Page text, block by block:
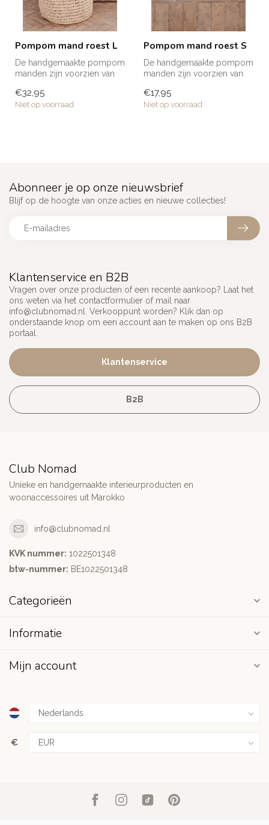
Pompom mand roest L
De handgemaakte pompom
manden zijn voorzien van
ideaal ...
€32,95
Niet op voorraad
Pompom mand roest S
De handgemaakte pompom
manden zijn voorzien van
ideaal ...
€17,95
Niet op voorraad
Klantenservice en B2B
Vragen over onze producten of een recente aankoop? Laat het
ons weten via het contactformulier of mail naar
info@clubnomad.nl . Verkooppunt worden? Klik dan op
onderstaande knop om een account aan te maken op ons B2B
portaal.
Klantenservice
B2B
Abonneer je op onze nieuwsbrief
Blijf op de hoogte van onze acties en nieuwe collecties!
Club Nomad
Unieke en handgemaakte interieurproducten en
woonaccessoires uit Marokko
info@clubnomad.nl
KVK nummer: 1022501348
btw-nummer: BE1022501348
Categorieën
Informatie
Mijn account
€